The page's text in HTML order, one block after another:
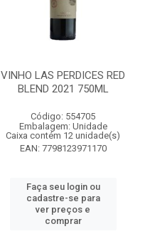
VINHO LAS PERDICES RED
BLEND 2021 750ML
Código: 554705
Embalagem: Unidade
Caixa contém 12 unidade(s)
EAN: 7798123971170
Faça seu login ou
cadastre-se para
ver preços e
comprar